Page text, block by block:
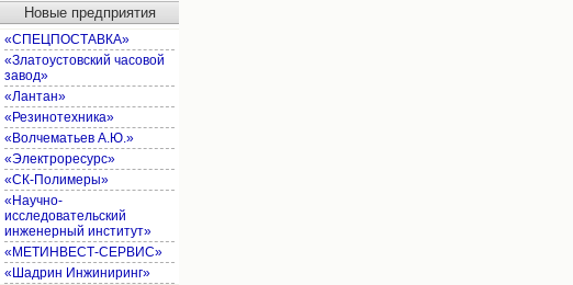
Новые предприятия
«СПЕЦПОСТАВКА»
«Златоустовский часовой
завод»
«Лантан»
«Резинотехника»
«Волчематьев А.Ю.»
«Электроресурс»
«СК-Полимеры»
«Научно-
исследовательский
инженерный институт»
«МЕТИНВЕСТ-СЕРВИС»
«Шадрин Инжиниринг»